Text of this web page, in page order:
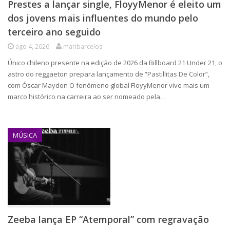
Prestes a lançar single, FloyyMenor é eleito um
dos jovens mais influentes do mundo pelo
terceiro ano seguido
ago 4, 2026 maribarcelos
Único chileno presente na edição de 2026 da Billboard 21 Under 21, o
astro do reggaeton prepara lançamento de “Pastillitas De Color”,
com Óscar Maydon O fenômeno global FloyyMenor vive mais um
marco histórico na carreira ao ser nomeado pela…
MÚSICA
Zeeba lança EP “Atemporal” com regravação